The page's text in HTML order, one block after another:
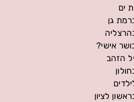
ים
גן
אישי?
הזהב
לציון